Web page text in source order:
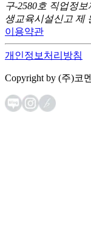
구-2580호 직업정보
생교육시설신고 제
이용약관
개인정보처리방침
Copyright by (주)코